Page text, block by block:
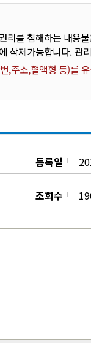
를 침해하는 내용
삭제가능합니다. 관
주소,혈액형 등)를
등록일
조회수